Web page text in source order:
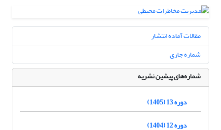
مقالات آماده انتشار
شماره جاری
شماره‌های پیشین نشریه
دوره 13 (1405)
دوره 12 (1404)